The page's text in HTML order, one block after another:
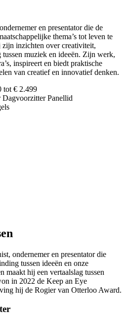
en presentator die de
thema’s tot leven te
inzichten over creativiteit,
muziek en ideeën. Zijn werk,
inspireert en biedt praktische
van creatief en innovatief denken.
tot € 2.499
DagvoorzitterPanellid
ondernemer en presentator die
tussen ideeën en onze
maakt hij een vertaalslag tussen
in 2022 de Keep an Eye
hij de Rogier van Otterloo Award.